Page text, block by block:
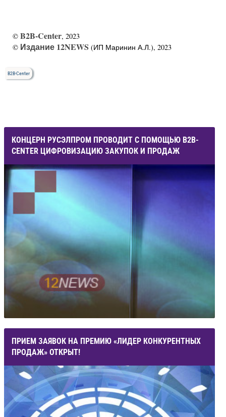
© B2B-Center, 2023
© Издание 12NEWS (ИП Маринин А.Л.), 2023
B2B-Center
КОНЦЕРН РУСЭЛПРОМ ПРОВОДИТ С ПОМОЩЬЮ B2B-
CENTER ЦИФРОВИЗАЦИЮ ЗАКУПОК И ПРОДАЖ
ПРИЕМ ЗАЯВОК НА ПРЕМИЮ «ЛИДЕР КОНКУРЕНТНЫХ
ПРОДАЖ» ОТКРЫТ!